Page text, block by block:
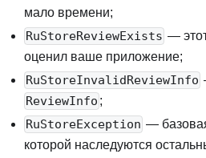
мало времени;
RuStoreReviewExists —
оценил ваше приложение;
RuStoreInvalidReviewInfo
ReviewInfo ;
RuStoreException —
которой наследуются